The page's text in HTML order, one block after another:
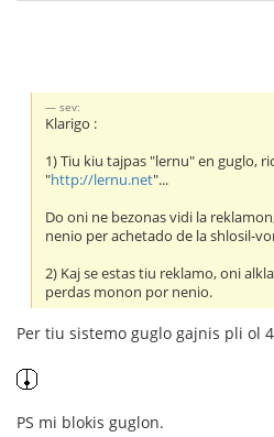
sev:
Klarigo :
1) Tiu kiu tajpas "lernu" en guglo,
"http://lernu.net"...
Do oni ne bezonas vidi la
nenio per achetado de la shlosil-
2) Kaj se estas tiu reklamo, oni
perdas monon por nenio.
Per tiu sistemo guglo gajnis pli ol
PS mi blokis guglon.